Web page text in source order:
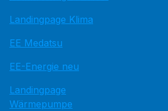
Landingpage Klima
EE Medatsu
EE-Energie neu
Landingpage
Wärmepumpe